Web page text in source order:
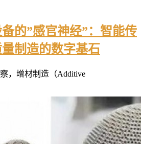
的”感官神经”：智能传
制造的数字基石
，增材制造（Additive